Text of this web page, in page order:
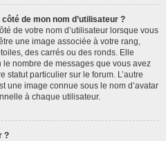
de mon nom d’utilisateur ?
de votre nom d’utilisateur lorsque vous
une image associée à votre rang,
des carrés ou des ronds. Elle
le nombre de messages que vous avez
statut particulier sur le forum. L’autre
une image connue sous le nom d’avatar
à chaque utilisateur.
?